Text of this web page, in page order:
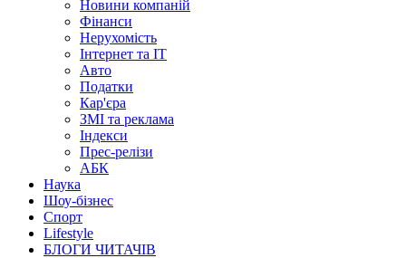
Новини компаній
Фінанси
Нерухомість
Інтернет та IT
Авто
Податки
Кар'єра
ЗМІ та реклама
Індекси
Прес-релізи
АБК
Наука
Шоу-бізнес
Спорт
Lifestyle
БЛОГИ ЧИТАЧІВ